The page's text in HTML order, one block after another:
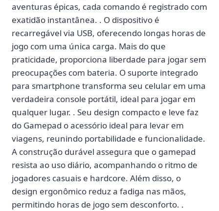
aventuras épicas, cada comando é registrado com
exatidão instantânea. . O dispositivo é
recarregável via USB, oferecendo longas horas de
jogo com uma única carga. Mais do que
praticidade, proporciona liberdade para jogar sem
preocupações com bateria. O suporte integrado
para smartphone transforma seu celular em uma
verdadeira console portátil, ideal para jogar em
qualquer lugar. . Seu design compacto e leve faz
do Gamepad o acessório ideal para levar em
viagens, reunindo portabilidade e funcionalidade.
A construção durável assegura que o gamepad
resista ao uso diário, acompanhando o ritmo de
jogadores casuais e hardcore. Além disso, o
design ergonômico reduz a fadiga nas mãos,
permitindo horas de jogo sem desconforto. .